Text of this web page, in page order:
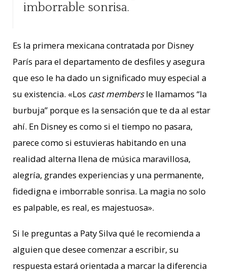
imborrable sonrisa.
Es la primera mexicana contratada por Disney
París para el departamento de desfiles y asegura
que eso le ha dado un significado muy especial a
su existencia. «Los cast membersle llamamos “la
burbuja” porque es la sensación que te da al estar
ahí. En Disney es como si el tiempo no pasara,
parece como si estuvieras habitando en una
realidad alterna llena de música maravillosa,
alegría, grandes experiencias y una permanente,
fidedigna e imborrable sonrisa. La magia no solo
es palpable, es real, es majestuosa».
Si le preguntas a Paty Silva qué le recomienda a
alguien que desee comenzar a escribir, su
respuesta estará orientada a marcar la diferencia